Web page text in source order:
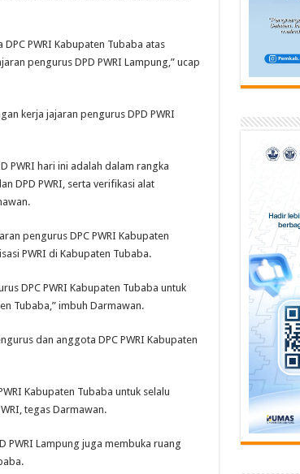
PWRI Kabupaten Tubaba atas
pengurus DPD PWRI Lampung,” ucap
kerja jajaran pengurus DPD PWRI
PWRI hari ini adalah dalam rangka
DPD PWRI, serta verifikasi alat
pengurus DPC PWRI Kabupaten
PWRI di Kabupaten Tubaba.
DPC PWRI Kabupaten Tubaba untuk
Tubaba,” imbuh Darmawan.
dan anggota DPC PWRI Kabupaten
Kabupaten Tubaba untuk selalu
tegas Darmawan.
PWRI Lampung juga membuka ruang